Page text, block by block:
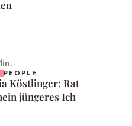
PEOPLE
Köstlinger: Rat
jüngeres Ich